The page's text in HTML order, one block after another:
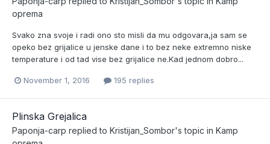
oprema
Svako zna svoje i radi ono sto misli da mu odgovara,ja sam se
opeko bez grijalice u jenske dane i to bez neke extremno niske
temperature i od tad vise bez grijalice ne.Kad jednom dobro...
November 1, 2016 195 replies
Plinska Grejalica
Paponja-carp replied to Kristijan_Sombor's topic in Kamp